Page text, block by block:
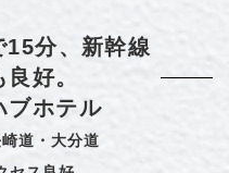
分、新幹線
好。
ブホテル
道・大分道